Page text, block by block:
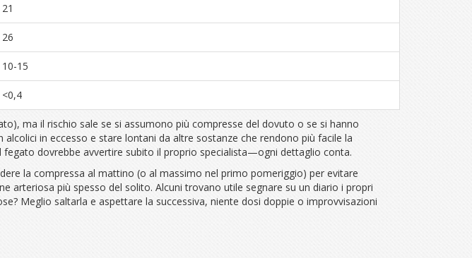
21
26
10-15
<0,4
ma il rischio sale se si assumono più compresse del dovuto o se si hanno
in eccesso e stare lontani da altre sostanze che rendono più facile la
dovrebbe avvertire subito il proprio specialista—ogni dettaglio conta.
la compressa al mattino (o al massimo nel primo pomeriggio) per evitare
arteriosa più spesso del solito. Alcuni trovano utile segnare su un diario i propri
Meglio saltarla e aspettare la successiva, niente dosi doppie o improvvisazioni